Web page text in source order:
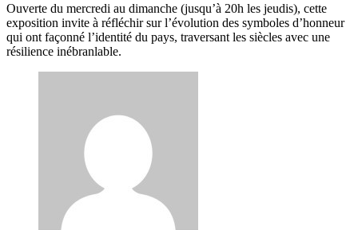
Ouverte du mercredi au dimanche (jusqu’à 20h les jeudis), cette
exposition invite à réfléchir sur l’évolution des symboles d’honneur
qui ont façonné l’identité du pays, traversant les siècles avec une
résilience inébranlable.